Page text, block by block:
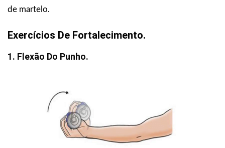
de martelo.
Exercícios De Fortalecimento.
1. Flexão Do Punho.